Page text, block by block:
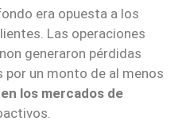
era opuesta a los
Las operaciones
generaron pérdidas
un monto de al menos
los mercados de